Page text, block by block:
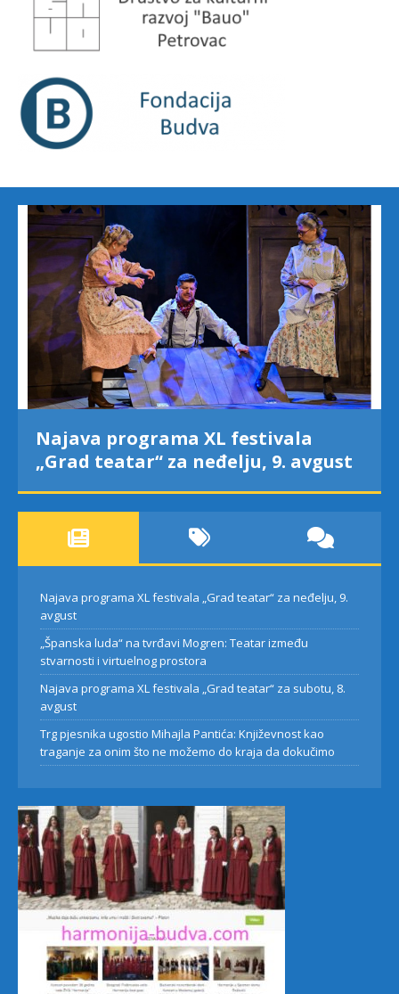
Najava programa XL festivala
„Grad teatar“ za neđelju, 9. avgust
Najava programa XL festivala „Grad teatar“ za neđelju, 9.
avgust
„Španska luda“ na tvrđavi Mogren: Teatar između
stvarnosti i virtuelnog prostora
Najava programa XL festivala „Grad teatar“ za subotu, 8.
avgust
Trg pjesnika ugostio Mihajla Pantića: Književnost kao
traganje za onim što ne možemo do kraja da dokučimo